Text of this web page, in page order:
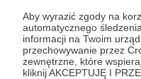
Aby wyrazić zgody na
automatycznego
informacji na Twoim
przechowywanie przez
zewnętrzne, które
kliknij AKCEPTUJĘ I